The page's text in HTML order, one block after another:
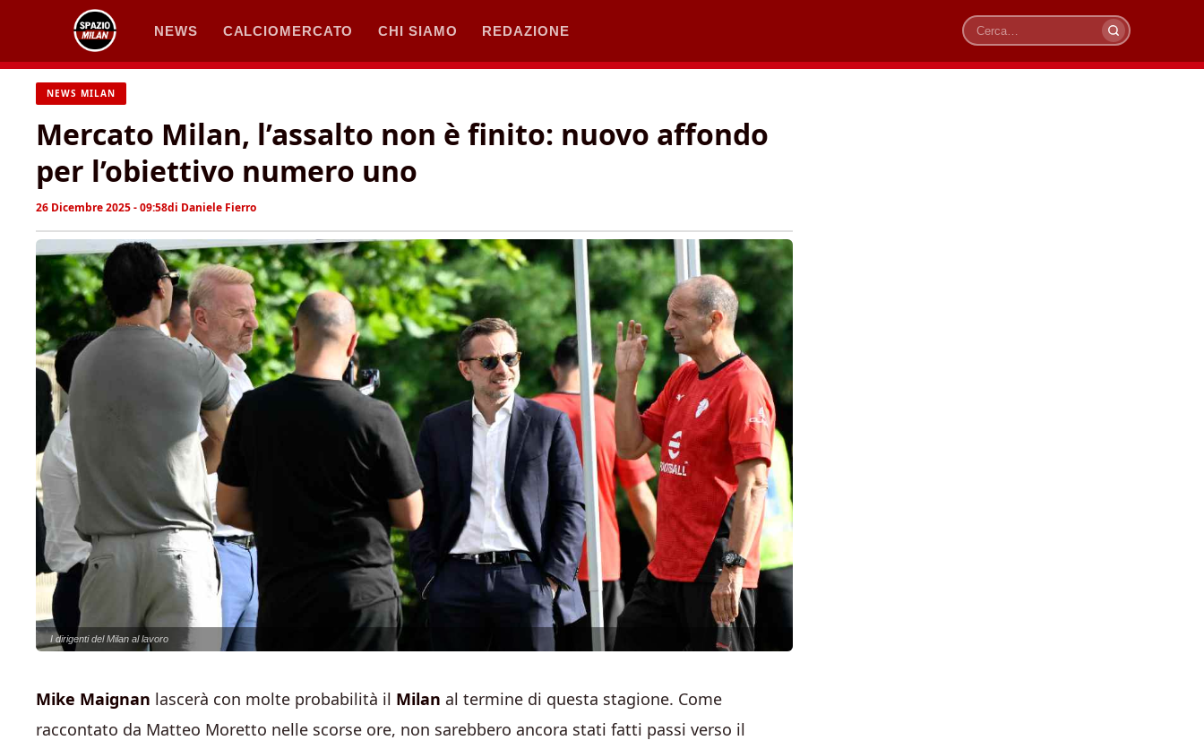
contenuto
NEWS CALCIOMERCATO CHI SIAMO REDAZIONE
Cerca
NEWS MILAN
Mercato Milan, l’assalto non è finito: nuovo affondo
per l’obiettivo numero uno
26 Dicembre 2025 - 09:58di Daniele Fierro
I dirigenti del Milan al lavoro
Mike Maignan lascerà con molte probabilità il Milan al termine di questa stagione. Come
raccontato da Matteo Moretto nelle scorse ore, non sarebbero ancora stati fatti passi verso il